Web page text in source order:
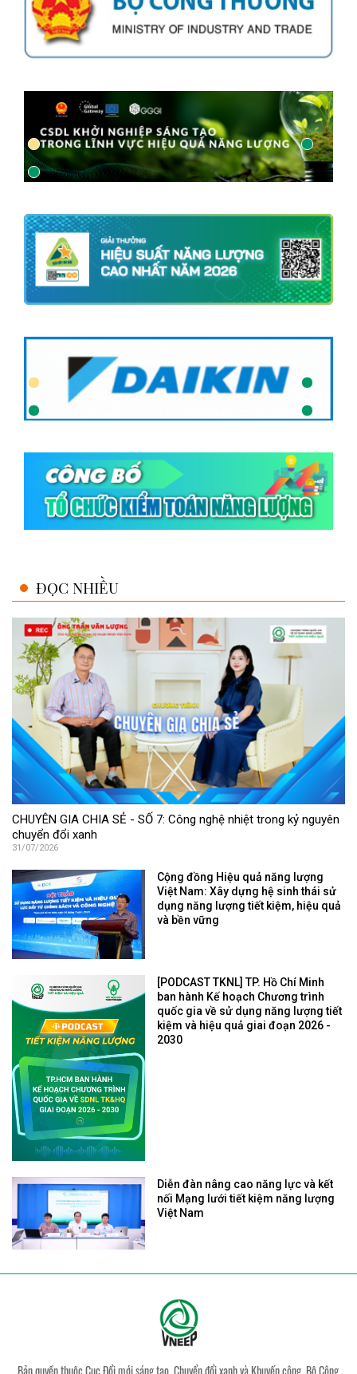
ĐỌC NHIỀU
CHUYÊN GIA CHIA SẺ - SỐ 7: Công nghệ nhiệt trong kỷ nguyên
chuyển đổi xanh
31/07/2026
Cộng đồng Hiệu quả năng lượng
Việt Nam: Xây dựng hệ sinh thái sử
dụng năng lượng tiết kiệm, hiệu quả
và bền vững
[PODCAST TKNL] TP. Hồ Chí Minh
ban hành Kế hoạch Chương trình
quốc gia về sử dụng năng lượng tiết
kiệm và hiệu quả giai đoạn 2026 -
2030
Diễn đàn nâng cao năng lực và kết
nối Mạng lưới tiết kiệm năng lượng
Việt Nam
Bản quyền thuộc Cục Đổi mới sáng tạo, Chuyển đổi xanh và Khuyến công, Bộ Công